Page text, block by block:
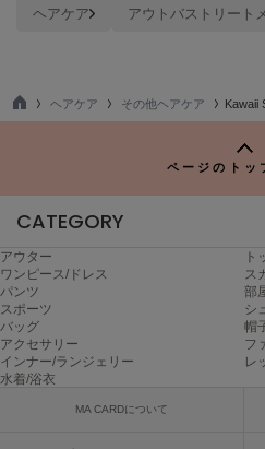
サロモン
sanrio house
サンリオハウス
SESAME STREET MARKET
セサミストリートマーケット
ヘアケア アウトバストリート
TO
ヘアケア その他ヘアケア Kawaii
ページのトッ
CATEGORY
アウター
ト
ワンピース/ドレス
ス
パンツ
部
スポーツ
シ
バッグ
帽
アクセサリー
フ
インナー/ランジェリー
レ
水着/浴衣
MA CARDについて